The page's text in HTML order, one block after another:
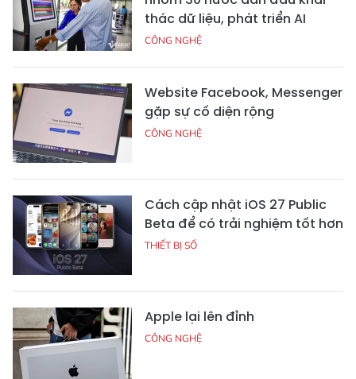
thác dữ liệu, phát triển AI
CÔNG NGHỆ
Website Facebook, Messenger
gặp sự cố diện rộng
CÔNG NGHỆ
Cách cập nhật iOS 27 Public
Beta để có trải nghiệm tốt hơn
THIẾT BỊ SỐ
Apple lại lên đỉnh
CÔNG NGHỆ